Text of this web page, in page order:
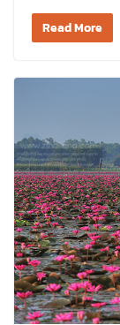
Read More